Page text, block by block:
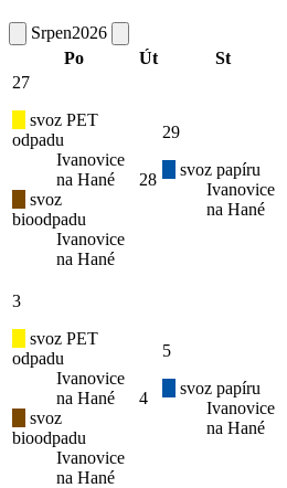
Srpen2026
Po
Út St
27
svoz PET
odpadu
Ivanovice
na Hané
svoz
bioodpadu
Ivanovice
na Hané
28
29
svoz papíru
Ivanovice
na Hané
3
svoz PET
odpadu
Ivanovice
na Hané
svoz
bioodpadu
Ivanovice
na Hané
4
5
svoz papíru
Ivanovice
na Hané